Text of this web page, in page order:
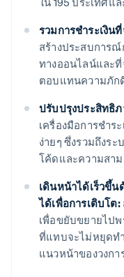
รวมการชำระเงิน
สร้างประสบการ
ทางออนไลน์และ
ตอบแทนความภัก
ปรับปรุงประสิทธิภ
เครื่องมือการชำร
ง่ายๆ ซึ่งรวมถึงร
โค้ดและความสา
เดินหน้าได้เร็วขึ้
ได้เพื่อการเติบโต:
เพื่อขยับขยายไป
ที่แทบจะไม่หยุดท
แนวหน้าของวงกา
กรีซ
English